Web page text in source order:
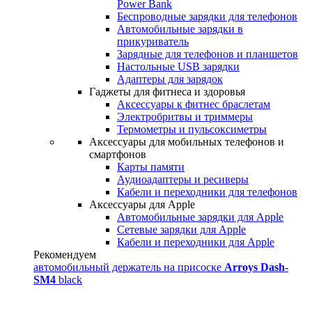
Power Bank
Беспроводные зарядки для телефонов
Автомобильные зарядки в
прикуриватель
Зарядные для телефонов и планшетов
Настольные USB зарядки
Адаптеры для зарядок
Гаджеты для фитнеса и здоровья
Аксессуары к фитнес браслетам
Электробритвы и триммеры
Термометры и пульсоксиметры
Аксессуары для мобильных телефонов и
смартфонов
Карты памяти
Аудиоадаптеры и ресиверы
Кабели и переходники для телефонов
Аксессуары для Apple
Автомобильные зарядки для Apple
Сетевые зарядки для Apple
Кабели и переходники для Apple
Рекомендуем
автомобильный держатель на присоске Arroys Dash-
SM4 black